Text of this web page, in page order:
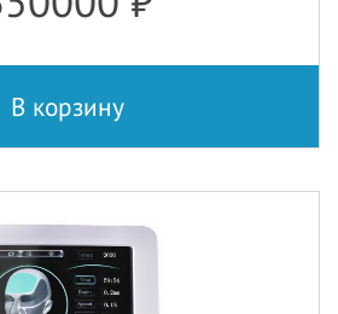
В корзину